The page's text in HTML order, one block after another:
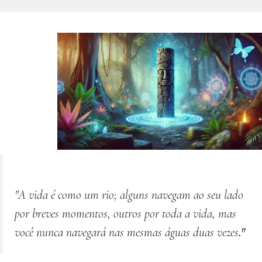
"A vida é como um rio; alguns navegam ao seu lado
por breves momentos, outros por toda a vida, mas
você nunca navegará nas mesmas águas duas vezes."